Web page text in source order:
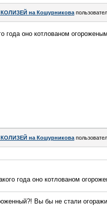
КОЛИЗЕЙ на Кошурникова
года оно котлованом
КОЛИЗЕЙ на Кошурникова
года оно котлованом
Вы бы не стали